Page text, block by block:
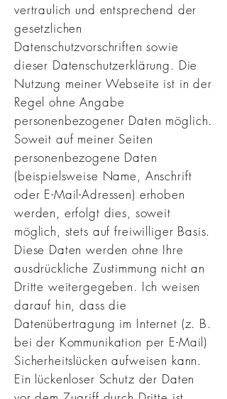
vertraulich und entsprechend der
gesetzlichen
Datenschutzvorschriften sowie
dieser Datenschutzerklärung. Die
Nutzung meiner Webseite ist in der
Regel ohne Angabe
personenbezogener Daten möglich.
Soweit auf meiner Seiten
personenbezogene Daten
(beispielsweise Name, Anschrift
oder E-Mail-Adressen) erhoben
werden, erfolgt dies, soweit
möglich, stets auf freiwilliger Basis.
Diese Daten werden ohne Ihre
ausdrückliche Zustimmung nicht an
Dritte weitergegeben. Ich weisen
darauf hin, dass die
Datenübertragung im Internet (z. B.
bei der Kommunikation per E-Mail)
Sicherheitslücken aufweisen kann.
Ein lückenloser Schutz der Daten